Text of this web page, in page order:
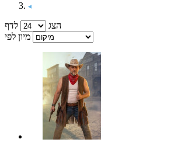
הצג
לדף
מיון לפי